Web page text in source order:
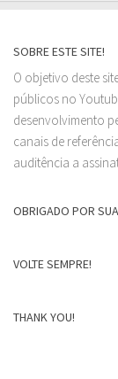
SOBRE ESTE SITE!
O objetivo deste
públicos no
desenvolvimento
canais de
auditência a
OBRIGADO POR
VOLTE SEMPRE!
THANK YOU!